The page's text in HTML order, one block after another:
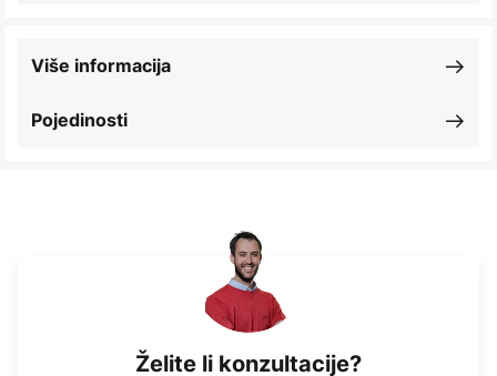
Pojedinosti
Više informacija
Želite li konzultacije?